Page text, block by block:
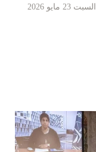
السبت 23 مايو 2026